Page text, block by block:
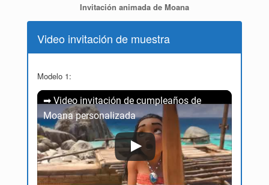
Invitación animada de Moana
Video invitación de muestra
Modelo 1:
➡ Video invitación de cumpleaños de
Moana personalizada